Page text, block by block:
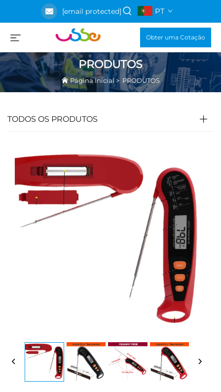
[email protected] PT
Obter uma Cotação
PRODUTOS
Página Inicial> PRODUTOS
TODOS OS PRODUTOS